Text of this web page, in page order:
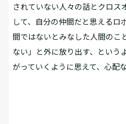
されていない人々の話とクロス
して、自分の仲間だと思えるロ
間ではないとみなした人間のこ
ない」と外に放り出す、という
がっていくように思えて、心配